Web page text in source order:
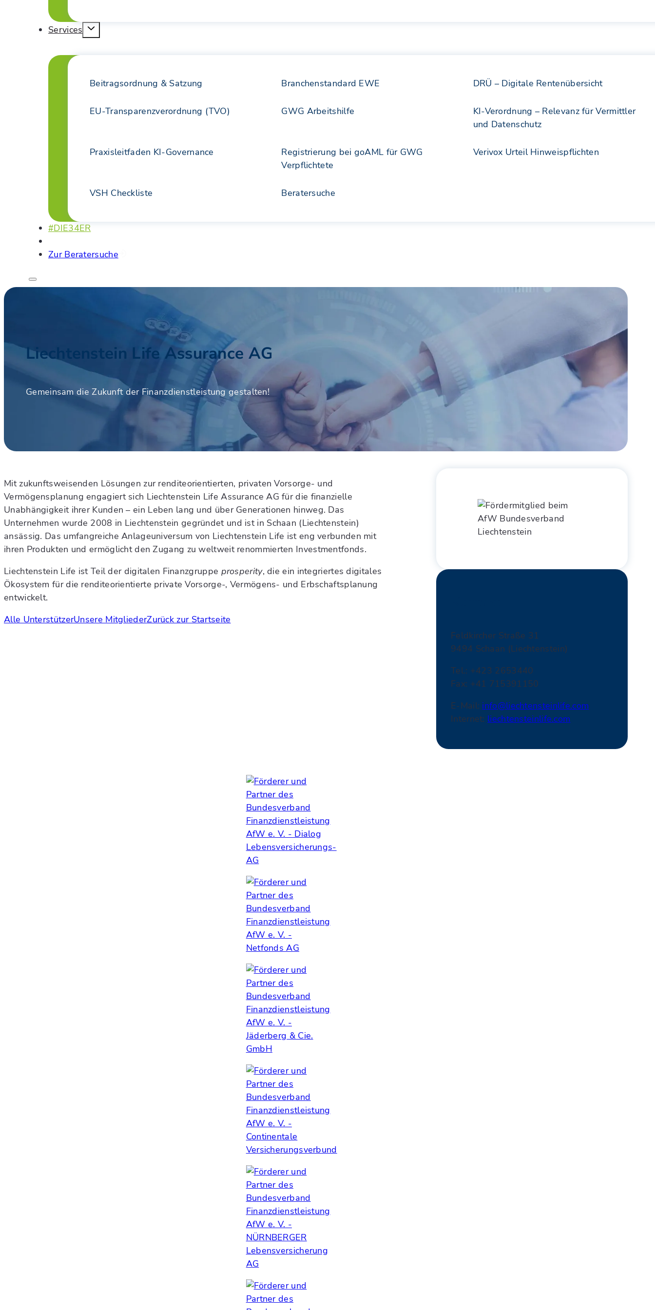
Services
Beitragsordnung & Satzung Branchenstandard EWE DRÜ – Digitale Rentenübersicht
EU-Transparenzverordnung (TVO) GWG Arbeitshilfe
KI-Verordnung – Relevanz für Vermittler
und Datenschutz
Praxisleitfaden KI-Governance
Registrierung bei goAML für GWG
Verpflichtete
Verivox Urteil Hinweispflichten
VSH Checkliste Beratersuche
#DIE34ER
Zur Beratersuche
Liechtenstein Life Assurance AG
Gemeinsam die Zukunft der Finanzdienstleistung gestalten!
Mit zukunftsweisenden Lösungen zur renditeorientierten, privaten Vorsorge- und
Vermögensplanung engagiert sich Liechtenstein Life Assurance AG für die finanzielle
Unabhängigkeit ihrer Kunden – ein Leben lang und über Generationen hinweg. Das
Unternehmen wurde 2008 in Liechtenstein gegründet und ist in Schaan (Liechtenstein)
ansässig. Das umfangreiche Anlageuniversum von Liechtenstein Life ist eng verbunden mit
ihren Produkten und ermöglicht den Zugang zu weltweit renommierten Investmentfonds.
Liechtenstein Life ist Teil der digitalen Finanzgruppe prosperity, die ein integriertes digitales
Ökosystem für die renditeorientierte private Vorsorge-, Vermögens- und Erbschaftsplanung
entwickelt.
Alle UnterstützerUnsere MitgliederZurück zur Startseite
Feldkircher Straße 31
9494 Schaan (Liechtenstein)
Tel.: +423 2653440
Fax: +41 715391150
E-Mail: info@liechtensteinlife.com
Internet: liechtensteinlife.com